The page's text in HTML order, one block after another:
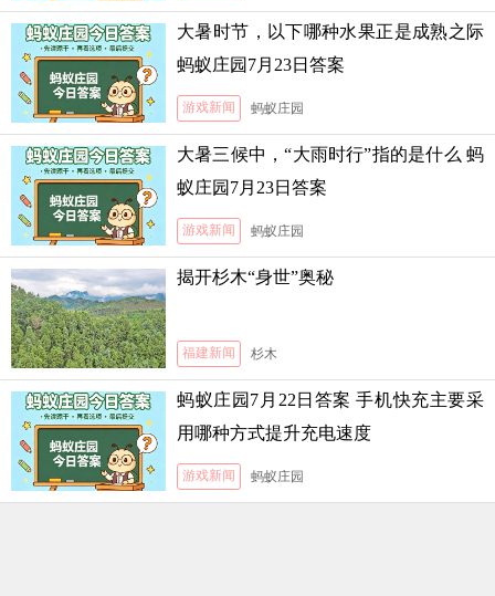
大暑时节，以下哪种水果正是成熟之际
蚂蚁庄园7月23日答案
游戏新闻 蚂蚁庄园
大暑三候中，“大雨时行”指的是什么 蚂
蚁庄园7月23日答案
游戏新闻 蚂蚁庄园
揭开杉木“身世”奥秘
福建新闻 杉木
蚂蚁庄园7月22日答案 手机快充主要采
用哪种方式提升充电速度
游戏新闻 蚂蚁庄园